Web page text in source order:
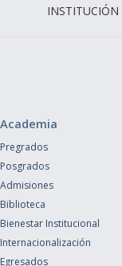
INSTITUCIÓN
Academia
Pregrados
Posgrados
Admisiones
Biblioteca
Bienestar Institucional
Internacionalización
Egresados